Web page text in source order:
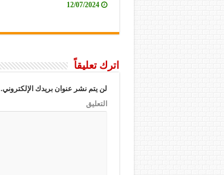
12/07/2024
اترك تعليقاً
لن يتم نشر عنوان بريدك الإلكتروني.
التعليق